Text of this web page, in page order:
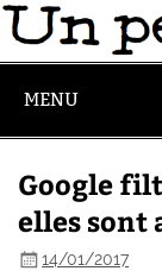
MENU
Google
elles sont
14/01/2017